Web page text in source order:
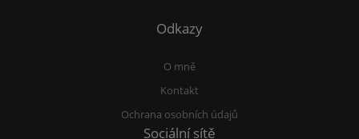
Odkazy
O mně
Kontakt
Ochrana osobních údajů
Sociální sítě